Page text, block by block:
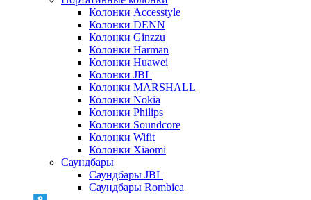
Колонки Accesstyle
Колонки DENN
Колонки Ginzzu
Колонки Harman
Колонки Huawei
Колонки JBL
Колонки MARSHALL
Колонки Nokia
Колонки Philips
Колонки Soundcore
Колонки Wifit
Колонки Xiaomi
Саундбары
Саундбары JBL
Саундбары Rombica